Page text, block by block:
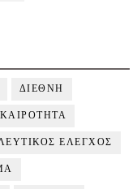
ΔΙΕΘΝΗ
ΕΛΕΓΧΟΣ